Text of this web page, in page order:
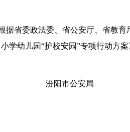
据省委政法委、省公安厅、省教
学幼儿园“护校安园”专项行动方
汾阳市公安局